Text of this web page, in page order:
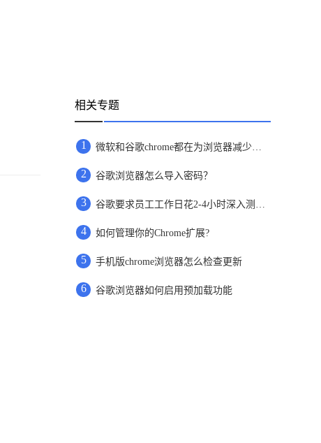
相关专题
1 微软和谷歌chrome都在为浏览器减少内存占用而努力着
2 谷歌浏览器怎么导入密码？
3 谷歌要求员工工作日花2-4小时深入测试Bard
4 如何管理你的Chrome扩展?
5 手机版chrome浏览器怎么检查更新
6 谷歌浏览器如何启用预加载功能